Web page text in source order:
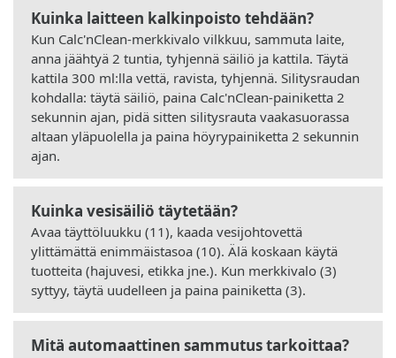
Kuinka laitteen kalkinpoisto tehdään?
Kun Calc'nClean-merkkivalo vilkkuu, sammuta laite,
anna jäähtyä 2 tuntia, tyhjennä säiliö ja kattila. Täytä
kattila 300 ml:lla vettä, ravista, tyhjennä. Silitysraudan
kohdalla: täytä säiliö, paina Calc'nClean-painiketta 2
sekunnin ajan, pidä sitten silitysrauta vaakasuorassa
altaan yläpuolella ja paina höyrypainiketta 2 sekunnin
ajan.
Kuinka vesisäiliö täytetään?
Avaa täyttöluukku (11), kaada vesijohtovettä
ylittämättä enimmäistasoa (10). Älä koskaan käytä
tuotteita (hajuvesi, etikka jne.). Kun merkkivalo (3)
syttyy, täytä uudelleen ja paina painiketta (3).
Mitä automaattinen sammutus tarkoittaa?